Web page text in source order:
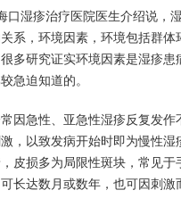
口湿疹治疗医院医生介绍说，
系，环境因素，环境包括群
多研究证实环境因素是湿疹
急迫知道的。
因急性、亚急性湿疹反复发
，以致发病开始时即为慢性
皮损多为局限性斑块，常见
长达数月或数年，也可因刺激